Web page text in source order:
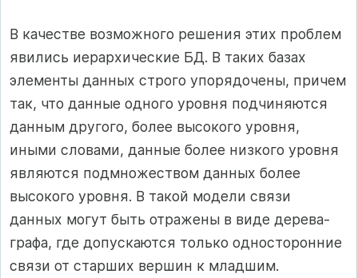
В качестве возможного решения этих проблем
явились иерархические БД. В таких базах
элементы данных строго упорядочены, причем
так, что данные одного уровня подчиняются
данным другого, более высокого уровня,
иными словами, данные более низкого уровня
являются подмножеством данных более
высокого уровня. В такой модели связи
данных могут быть отражены в виде дерева-
графа, где допускаются только односторонние
связи от старших вершин к младшим.